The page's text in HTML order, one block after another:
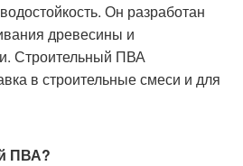
Он разработан
древесины и
Строительный ПВА
в строительные смеси и для
ПВА?